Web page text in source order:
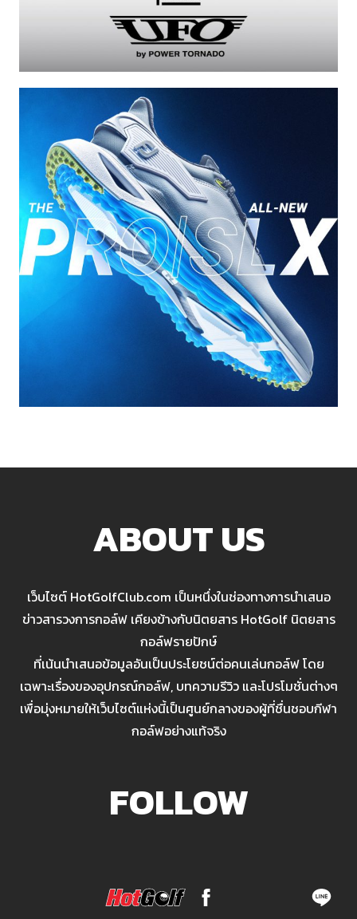
ABOUT US
เว็บไซต์ HotGolfClub.com เป็นหนึ่งในช่องทางการนำเสนอ
ข่าวสารวงการกอล์ฟ เคียงข้างกับนิตยสาร HotGolf นิตยสาร
กอล์ฟรายปักษ์
ที่เน้นนำเสนอข้อมูลอันเป็นประโยชน์ต่อคนเล่นกอล์ฟ โดย
เฉพาะเรื่องของอุปกรณ์กอล์ฟ, บทความรีวิว และโปรโมชั่นต่างๆ
เพื่อมุ่งหมายให้เว็บไซต์แห่งนี้เป็นศูนย์กลางของผู้ที่ชื่นชอบกีฬา
กอล์ฟอย่างแท้จริง
FOLLOW